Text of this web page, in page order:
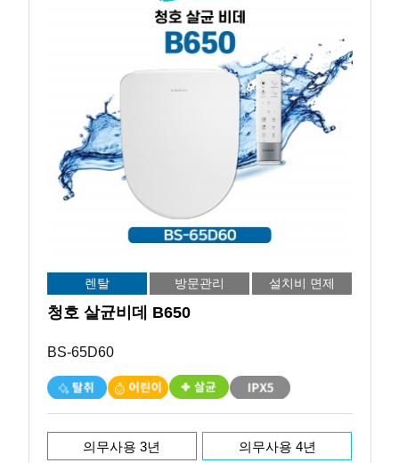
렌탈 방문관리 설치비 면제
청호 살균비데 B650
BS-65D60
의무사용 3년 의무사용 4년